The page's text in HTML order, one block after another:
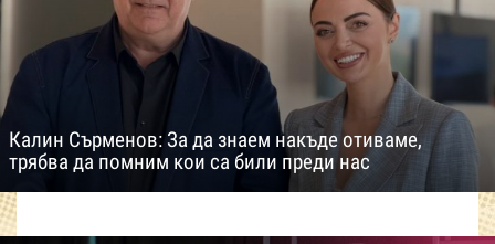
Калин Сърменов: За да знаем накъде отиваме,
трябва да помним кои са били преди нас